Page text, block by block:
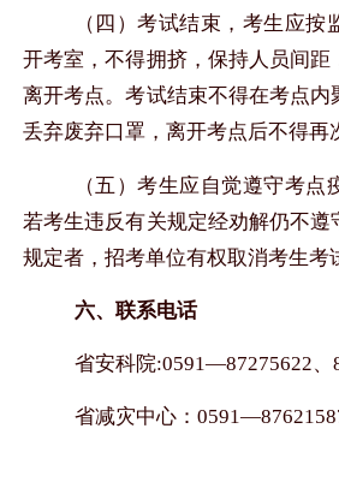
（四）考试结束，考生应
开考室，不得拥挤，保持人员间距
离开考点。考试结束不得在考点内
丢弃废弃口罩，离开考点后不得再
（五）考生应自觉遵守考点
若考生违反有关规定经劝解仍不遵
规定者，招考单位有权取消考生考
六、联系电话
省安科院:0591—87275622、
省减灾中心： 0591—